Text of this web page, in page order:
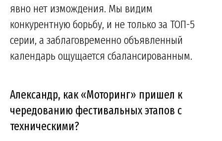
явно нет измождения. Мы видим
конкурентную борьбу, и не только за ТОП-5
серии, а заблаговременно объявленный
календарь ощущается сбалансированным.
Александр, как «Моторинг» пришел к
чередованию фестивальных этапов с
техническими?